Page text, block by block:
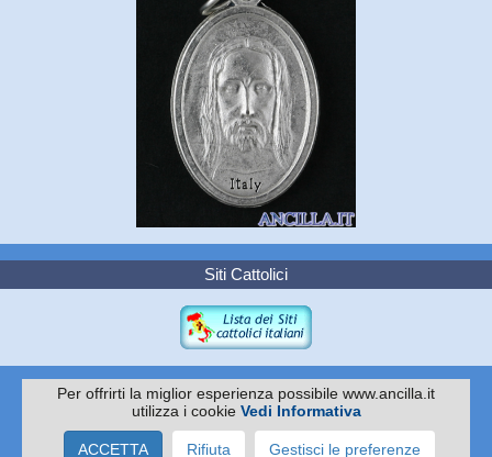
Siti Cattolici
Via I. Pittoni 59/61 - 31015 Conegliano TV
Tel. 0438.35045 - Cell 337.502951 - C.F./P.IVA: 04067070260
Per offrirti la miglior esperienza possibile www.ancilla.it
utilizza i cookie Vedi Informativa
ACCETTA Rifiuta Gestisci le preferenze